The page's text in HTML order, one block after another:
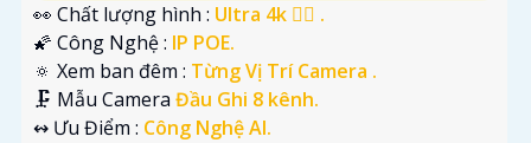
👀 Chất lượng hình : Ultra 4k 👍🏾 .
🌠 Công Nghệ : IP POE.
🔅 Xem ban đêm : Từng Vị Trí Camera .
🗜️ Mẫu Camera Đầu Ghi 8 kênh.
️↭ Ưu Điểm : Công Nghệ AI.